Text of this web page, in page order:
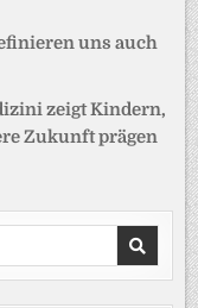
uns auch
zeigt Kindern,
Zukunft prägen